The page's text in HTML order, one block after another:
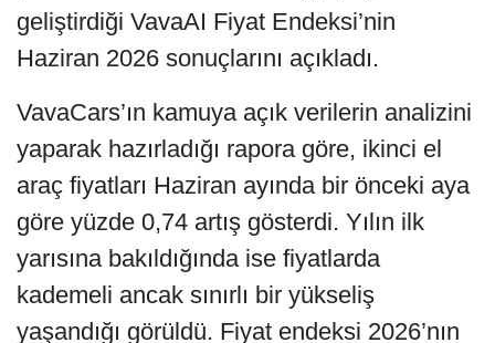
geliştirdiği VavaAI Fiyat Endeksi’nin
Haziran 2026 sonuçlarını açıkladı.
VavaCars’ın kamuya açık verilerin analizini
yaparak hazırladığı rapora göre, ikinci el
araç fiyatları Haziran ayında bir önceki aya
göre yüzde 0,74 artış gösterdi. Yılın ilk
yarısına bakıldığında ise fiyatlarda
kademeli ancak sınırlı bir yükseliş
yaşandığı görüldü. Fiyat endeksi 2026’nın